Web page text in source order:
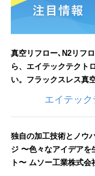
真空リフロー､N2リフ
ら、エイテックテクト
い。フラックスレス真
エイテッ
独自の加工技術とノウ
ジ 〜色々なアイデアを
ト〜 ムソー工業株式